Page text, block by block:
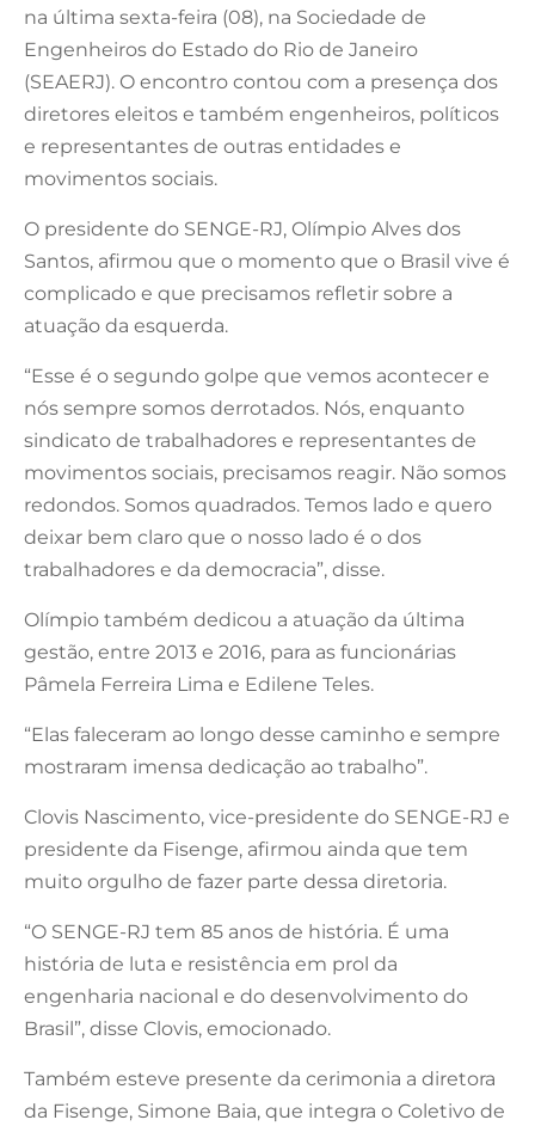
na última sexta-feira (08), na Sociedade de
Engenheiros do Estado do Rio de Janeiro
(SEAERJ). O encontro contou com a presença dos
diretores eleitos e também engenheiros, políticos
e representantes de outras entidades e
movimentos sociais.
O presidente do SENGE-RJ, Olímpio Alves dos
Santos, afirmou que o momento que o Brasil vive é
complicado e que precisamos refletir sobre a
atuação da esquerda.
“Esse é o segundo golpe que vemos acontecer e
nós sempre somos derrotados. Nós, enquanto
sindicato de trabalhadores e representantes de
movimentos sociais, precisamos reagir. Não somos
redondos. Somos quadrados. Temos lado e quero
deixar bem claro que o nosso lado é o dos
trabalhadores e da democracia”, disse.
Olímpio também dedicou a atuação da última
gestão, entre 2013 e 2016, para as funcionárias
Pâmela Ferreira Lima e Edilene Teles.
“Elas faleceram ao longo desse caminho e sempre
mostraram imensa dedicação ao trabalho”.
Clovis Nascimento, vice-presidente do SENGE-RJ e
presidente da Fisenge, afirmou ainda que tem
muito orgulho de fazer parte dessa diretoria.
“O SENGE-RJ tem 85 anos de história. É uma
história de luta e resistência em prol da
engenharia nacional e do desenvolvimento do
Brasil”, disse Clovis, emocionado.
Também esteve presente da cerimonia a diretora
da Fisenge, Simone Baia, que integra o Coletivo de